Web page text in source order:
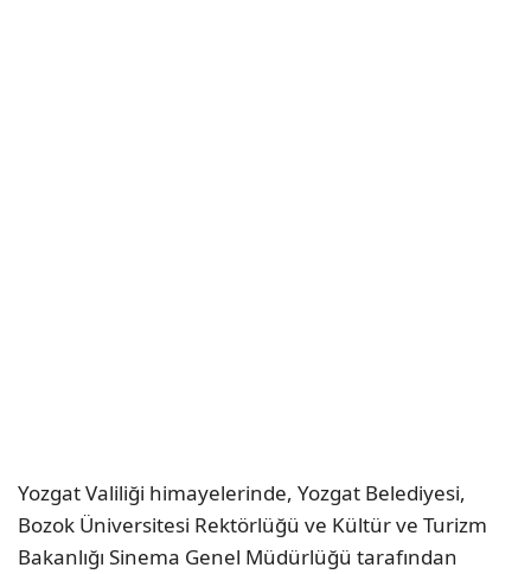
Yozgat Valiliği himayelerinde, Yozgat Belediyesi,
Bozok Üniversitesi Rektörlüğü ve Kültür ve Turizm
Bakanlığı Sinema Genel Müdürlüğü tarafından